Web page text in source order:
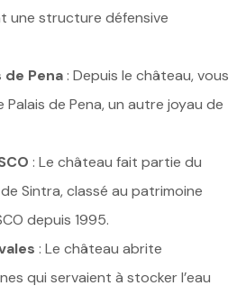
une structure défensive
de Pena: Depuis le château, vous
Palais de Pena, un autre joyau de
: Le château fait partie du
Sintra, classé au patrimoine
depuis 1995.
: Le château abrite
qui servaient à stocker l’eau